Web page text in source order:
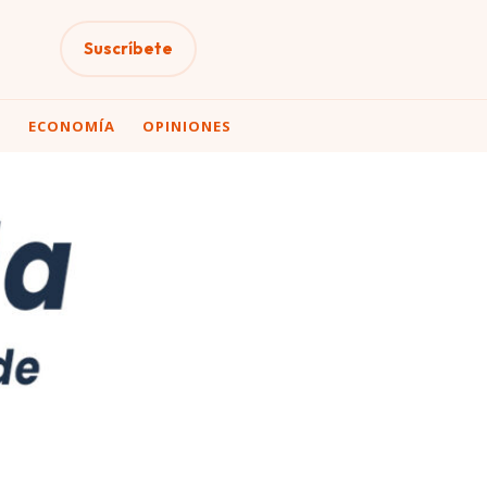
Suscríbete
ECONOMÍA OPINIONES